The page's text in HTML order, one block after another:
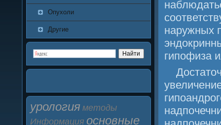
Опухоли
Другие
урология методы
Информация основные
наружных
гипοфиза